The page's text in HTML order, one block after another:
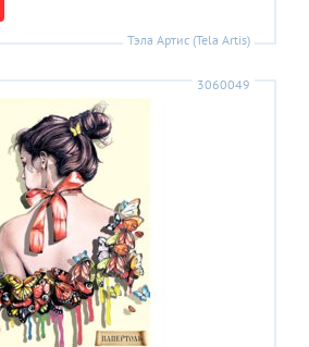
Тэла Артис (Tela Artis)
3060049